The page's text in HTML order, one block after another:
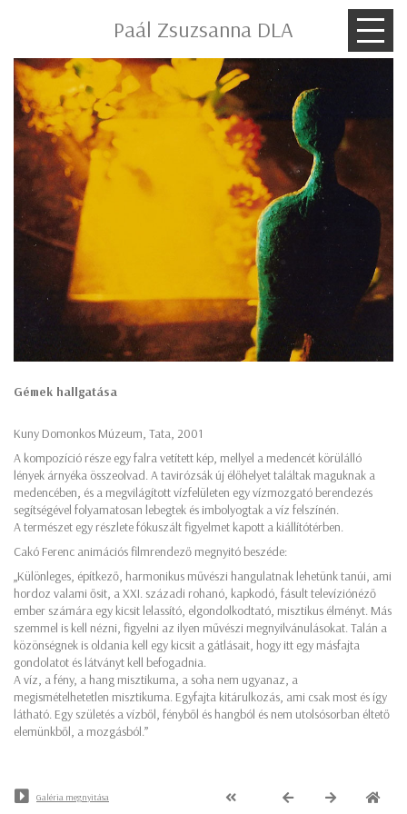
Paál Zsuzsanna DLA
Gémek hallgatása
Kuny Domonkos Múzeum, Tata, 2001
A kompozíció része egy falra vetített kép, mellyel a medencét körülálló
lények árnyéka összeolvad. A tavirózsák új élőhelyet találtak maguknak a
medencében, és a megvilágított vízfelületen egy vízmozgató berendezés
segítségével folyamatosan lebegtek és imbolyogtak a víz felszínén.
A természet egy részlete fókuszált figyelmet kapott a kiállítótérben.
Cakó Ferenc animációs filmrendező megnyitó beszéde:
„Különleges, építkező, harmonikus művészi hangulatnak lehetünk tanúi, ami
hordoz valami ősit, a XXI. századi rohanó, kapkodó, fásult televíziónéző
ember számára egy kicsit lelassító, elgondolkodtató, misztikus élményt. Más
szemmel is kell nézni, figyelni az ilyen művészi megnyilvánulásokat. Talán a
közönségnek is oldania kell egy kicsit a gátlásait, hogy itt egy másfajta
gondolatot és látványt kell befogadnia.
A víz, a fény, a hang misztikuma, a soha nem ugyanaz, a
megismételhetetlen misztikuma. Egyfajta kitárulkozás, ami csak most és így
látható. Egy születés a vízből, fényből és hangból és nem utolsósorban éltető
elemünkből, a mozgásból.”
Galéria megnyitása